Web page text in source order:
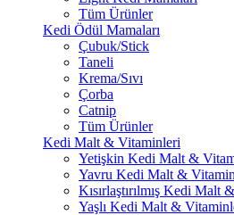
Tüm Ürünler
Kedi Ödül Mamaları
Çubuk/Stick
Taneli
Krema/Sıvı
Çorba
Catnip
Tüm Ürünler
Kedi Malt & Vitaminleri
Yetişkin Kedi Malt &
Yavru Kedi Malt &
Kısırlaştırılmış Kedi Malt
Yaşlı Kedi Malt &